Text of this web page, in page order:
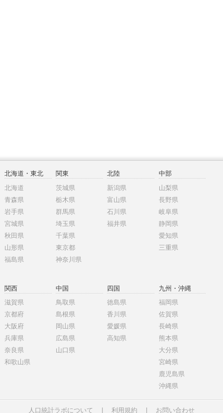
北海道・東北
北海道
青森県
岩手県
宮城県
秋田県
山形県
福島県
関東
茨城県
栃木県
群馬県
埼玉県
千葉県
東京都
神奈川県
北陸
新潟県
富山県
石川県
福井県
中部
山梨県
長野県
岐阜県
静岡県
愛知県
三重県
関西
滋賀県
京都府
大阪府
兵庫県
奈良県
和歌山県
中国
鳥取県
島根県
岡山県
広島県
山口県
四国
徳島県
香川県
愛媛県
高知県
九州・沖縄
福岡県
佐賀県
長崎県
熊本県
大分県
宮崎県
鹿児島県
沖縄県
人口統計ラボについて 利用規約 お問い合わせ